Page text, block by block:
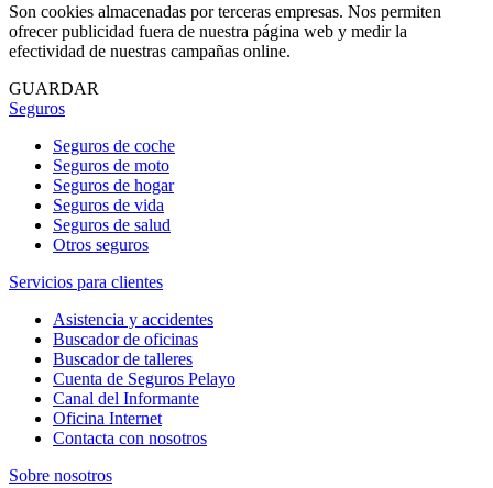
Son cookies almacenadas por terceras empresas. Nos permiten
ofrecer publicidad fuera de nuestra página web y medir la
efectividad de nuestras campañas online.
GUARDAR
Seguros
Seguros de coche
Seguros de moto
Seguros de hogar
Seguros de vida
Seguros de salud
Otros seguros
Servicios para clientes
Asistencia y accidentes
Buscador de oficinas
Buscador de talleres
Cuenta de Seguros Pelayo
Canal del Informante
Oficina Internet
Contacta con nosotros
Sobre nosotros